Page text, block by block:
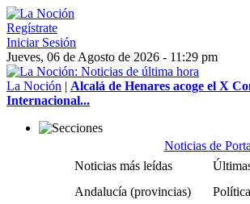
Regístrate
Iniciar Sesión
Jueves, 06 de Agosto de 2026 - 11:29 pm
La Noción | Alcalá de Henares acoge el X
Internacional...
Noticias de
Noticias más leídas
Andalucía (provincias)
Política